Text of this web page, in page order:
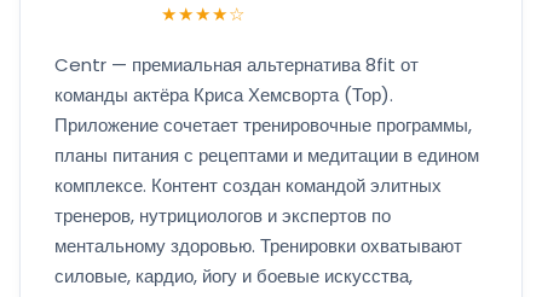
★★★★☆
Centr — премиальная альтернатива 8fit от
команды актёра Криса Хемсворта (Тор).
Приложение сочетает тренировочные программы,
планы питания с рецептами и медитации в едином
комплексе. Контент создан командой элитных
тренеров, нутрициологов и экспертов по
ментальному здоровью. Тренировки охватывают
силовые, кардио, йогу и боевые искусства,